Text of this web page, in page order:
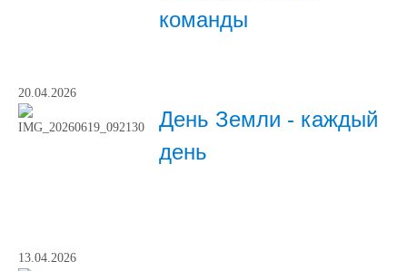
команды
20.04.2026
День Земли - каждый
день
13.04.2026